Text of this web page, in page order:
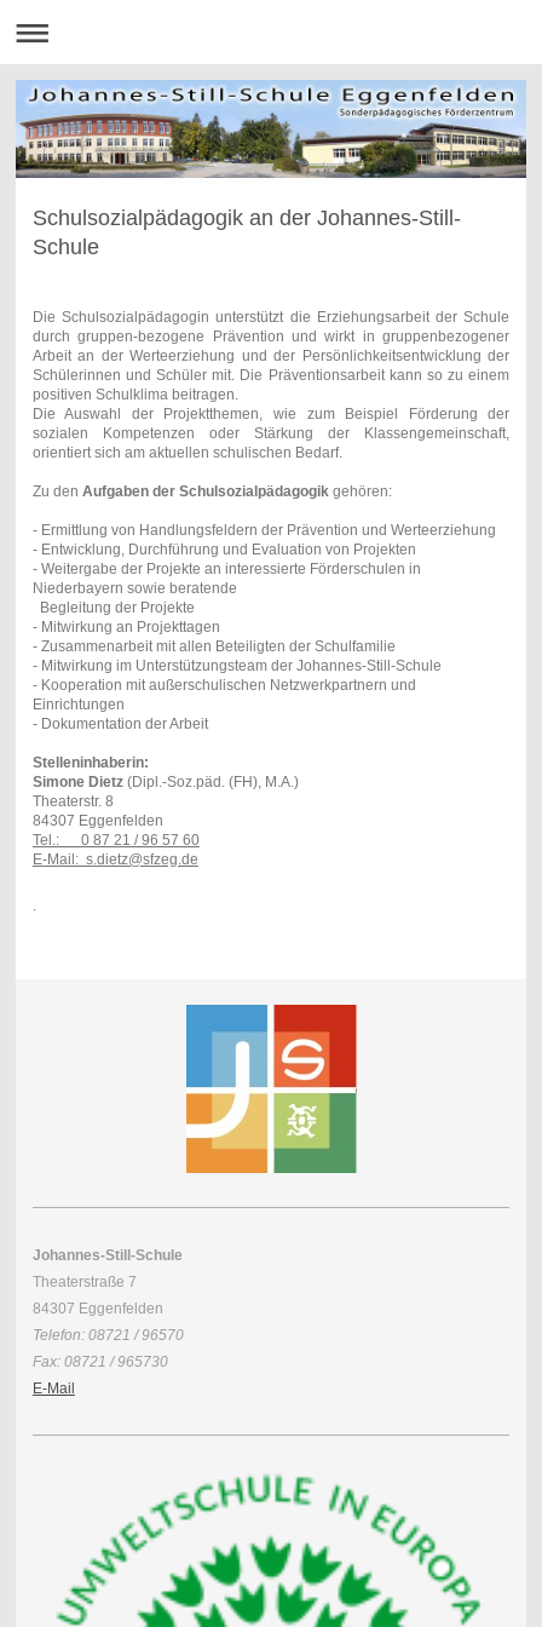
Schulsozialpädagogik an der Johannes-Still-
Schule
Die Schulsozialpädagogin unterstützt die Erziehungsarbeit der Schule
durch gruppen-bezogene Prävention und wirkt in gruppenbezogener
Arbeit an der Werteerziehung und der Persönlichkeitsentwicklung der
Schülerinnen und Schüler mit. Die Präventionsarbeit kann so zu einem
positiven Schulklima beitragen.
Die Auswahl der Projektthemen, wie zum Beispiel Förderung der
sozialen Kompetenzen oder Stärkung der Klassengemeinschaft,
orientiert sich am aktuellen schulischen Bedarf.
Zu den Aufgaben der Schulsozialpädagogik gehören:
- Ermittlung von Handlungsfeldern der Prävention und Werteerziehung
- Entwicklung, Durchführung und Evaluation von Projekten
- Weitergabe der Projekte an interessierte Förderschulen in
Niederbayern sowie beratende
Begleitung der Projekte
- Mitwirkung an Projekttagen
- Zusammenarbeit mit allen Beteiligten der Schulfamilie
- Mitwirkung im Unterstützungsteam der Johannes-Still-Schule
- Kooperation mit außerschulischen Netzwerkpartnern und
Einrichtungen
- Dokumentation der Arbeit
Stelleninhaberin:
Simone Dietz(Dipl.-Soz.päd. (FH), M.A.)
Theaterstr. 8
84307 Eggenfelden
Tel.: 0 87 21 / 96 57 60
E-Mail: s.dietz@sfzeg.de
Johannes-Still-Schule
Theaterstraße 7
84307 Eggenfelden
Telefon: 08721 / 96570
Fax: 08721 / 965730
E-Mail